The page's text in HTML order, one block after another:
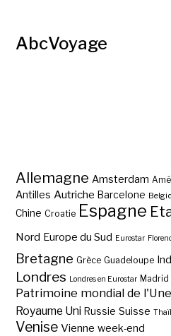
AbcVoyage
Allemagne Amsterdam
Antilles Autriche Barcelone
Chine Croatie Espagne
Nord Europe du Sud Eurostar
Bretagne Grèce Guadeloupe
Londres Londres en Eurostar Madrid
Patrimoine mondial de
Royaume Uni Russie Suisse
Venise Vienne week-end